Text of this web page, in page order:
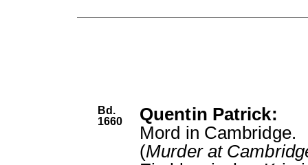
Bd.
1660
Quentin Patrick:
Mord in Cambridge.
(Murder at